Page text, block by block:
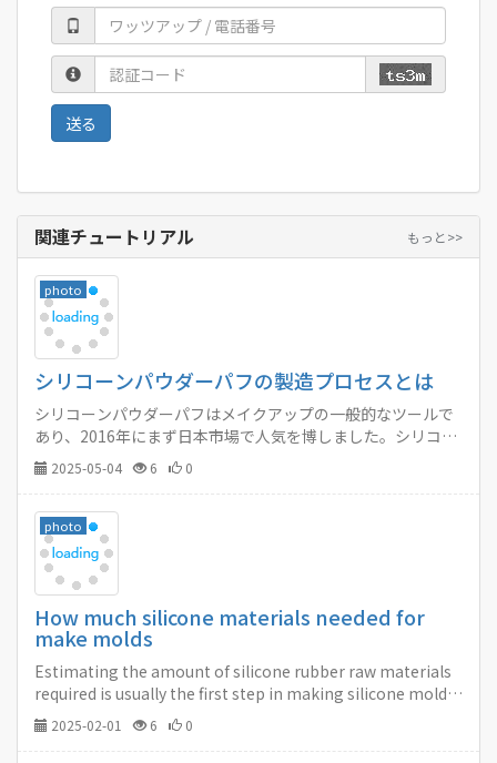
もっと>>
関連チュートリアル
photo
シリコーンパウダーパフの製造プロセスとは
シリコーンパウダーパフはメイクアップの一般的なツールで
あり、2016年にまず日本市場で人気を博しました。シリコー
ンパウダーパフには、細菌が繁殖しない、洗浄が容易、柔ら
かい感触など、一連の利点があります。…
2025-05-04 6 0
photo
How much silicone materials needed for
make molds
Estimating the amount of silicone rubber raw materials
required is usually the first step in making silicone molds.
Not having enough material or having too much left over
is not only frustrating, but costly.…
2025-02-01 6 0